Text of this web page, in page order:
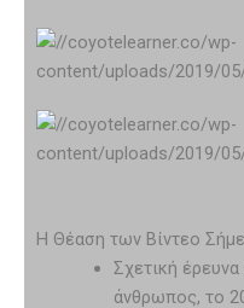
Η Θέαση των Βίντεο
Σχετική
άνθρωπος, το